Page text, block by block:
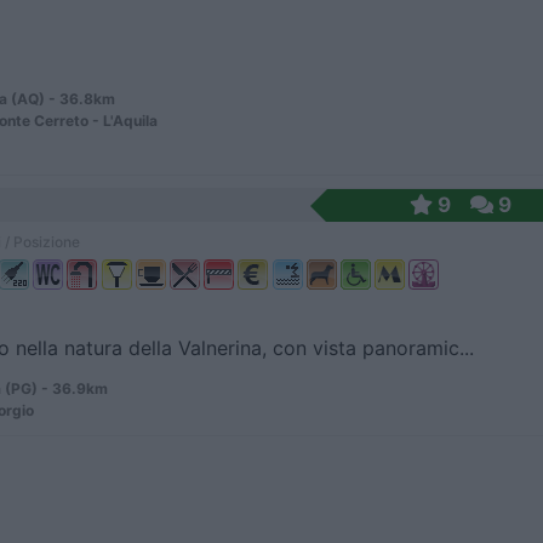
(AQ) - 36.8km
Cerreto - L'Aquila
9 9
nella natura della Valnerina, con vista panoramic...
- 36.9km